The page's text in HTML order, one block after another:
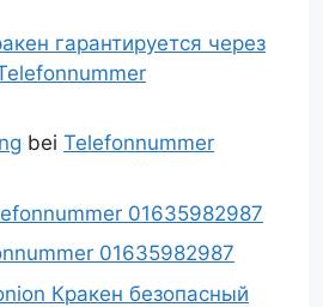
гарантируется через
bei Telefonnummer
01635982987
01635982987
Кракен безопасный